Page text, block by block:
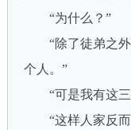
“为什么？”
“除了徒弟之外
个人。”
“可是我有这三
“这样人家反而